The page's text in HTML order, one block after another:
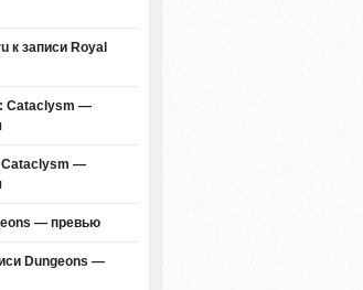
к записи Royal
Cataclysm —
Cataclysm —
— превью
Dungeons —